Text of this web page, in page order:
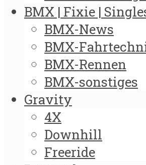
BMX | Fixie |
BMX-News
BMX-
BMX-Rennen
BMX-sonstiges
Gravity
4X
Downhill
Freeride